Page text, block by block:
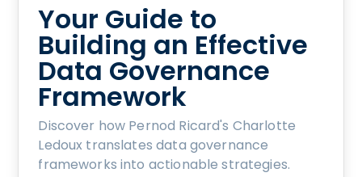
Your Guide to
Building an Effective
Data Governance
Framework
Discover how Pernod Ricard's Charlotte
Ledoux translates data governance
frameworks into actionable strategies.